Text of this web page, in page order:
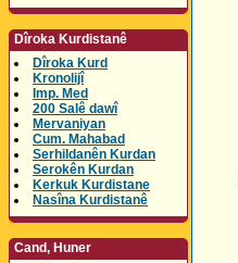
Dîroka Kurdistanê
Dîroka Kurd
Kronolijî
Imp. Med
200 Salê dawî
Mervaniyan
Cum. Mahabad
Serhildanên Kurdan
Serokên Kurdan
Kerkuk Kurdistane
Nasîna Kurdistanê
Cand, Huner